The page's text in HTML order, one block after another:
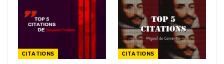
CITATIONS CITATIONS